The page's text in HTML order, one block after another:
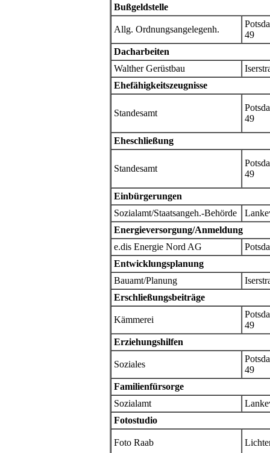
Bußgeldstelle
Allg. Ordnungsangelegenh.
49
Dacharbeiten
Walther Gerüstbau
Ehefähigkeitszeugnisse
Standesamt
49
Eheschließung
Standesamt
49
Einbürgerungen
Sozialamt/Staatsangeh.-Behörde
Energieversorgung/Anmeldung
e.dis Energie Nord AG
Entwicklungsplanung
Bauamt/Planung
Erschließungsbeiträge
Kämmerei
49
Erziehungshilfen
Soziales
49
Familienfürsorge
Sozialamt
Fotostudio
Foto Raab